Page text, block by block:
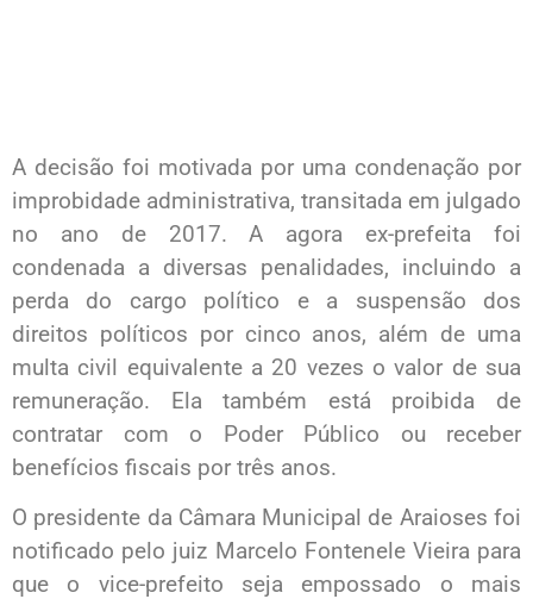
A decisão foi motivada por uma condenação por
improbidade administrativa, transitada em julgado
no ano de 2017. A agora ex-prefeita foi
condenada a diversas penalidades, incluindo a
perda do cargo político e a suspensão dos
direitos políticos por cinco anos, além de uma
multa civil equivalente a 20 vezes o valor de sua
remuneração. Ela também está proibida de
contratar com o Poder Público ou receber
benefícios fiscais por três anos.
O presidente da Câmara Municipal de Araioses foi
notificado pelo juiz Marcelo Fontenele Vieira para
que o vice-prefeito seja empossado o mais